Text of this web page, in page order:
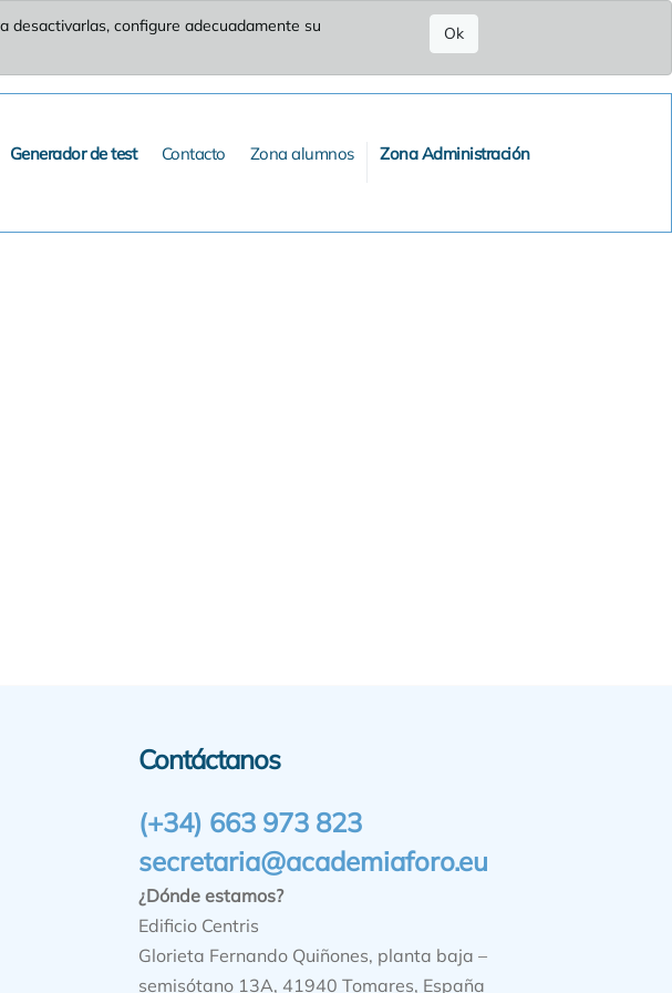
desactivarlas, configure adecuadamente su
Ok
Generador de test Contacto Zona alumnos Zona Administración
Contáctanos
(+34) 663 973 823
secretaria@academiaforo.eu
¿Dónde estamos?
Edificio Centris
Glorieta Fernando Quiñones, planta baja –
semisótano 13A, 41940 Tomares, España